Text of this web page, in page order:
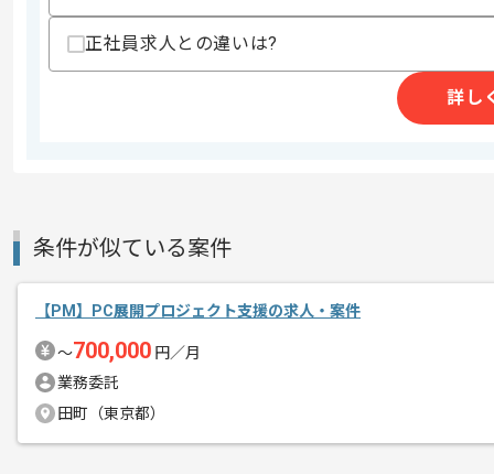
スキルに不安がある方へ
メント
レバテックでの実績がある企業の案件で
正社員求人との違いは?
詳し
条件が似ている案件
【PM】PC展開プロジェクト支援の求人・案件
〜700,000 円／月
業務委託
田町（東京都）